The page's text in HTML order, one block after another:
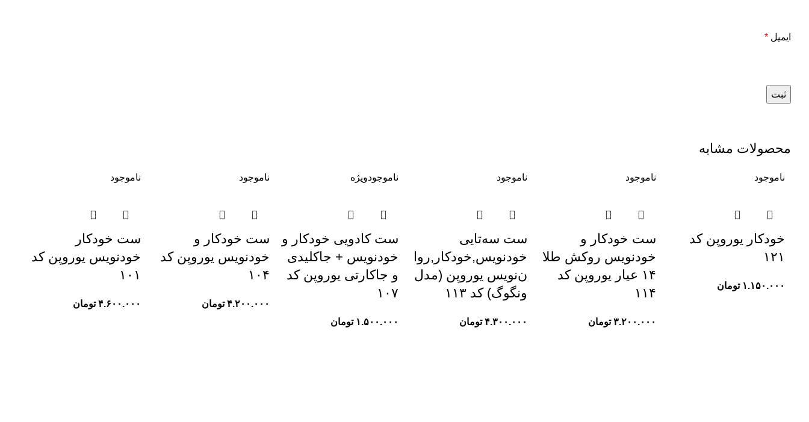
ایمیل *
محصولات مشابه
ناموجود
خودکار یوروپن کد
۱۲۱
۱.۱۵۰.۰۰۰ تومان
ناموجود
ست خودکار و
خودنویس روکش طلا
۱۴ عیار یوروپن کد
۱۱۴
۳.۲۰۰.۰۰۰ تومان
ناموجود
ست سه‌تایی
خودنویس,خودکار,روا
ن‌نویس یوروپن (مدل
ونگوگ) کد ۱۱۳
۴.۳۰۰.۰۰۰ تومان
ناموجودویژه
ست کادویی خودکار و
خودنویس + جاکلیدی
و جاکارتی یوروپن کد
۱۰۷
۱.۵۰۰.۰۰۰ تومان
ناموجود
ست خودکار و
خودنویس یوروپن کد
۱۰۴
۴.۲۰۰.۰۰۰ تومان
ناموجود
ست خودکار
خودنویس یوروپن کد
۱۰۱
۴.۶۰۰.۰۰۰ تومان